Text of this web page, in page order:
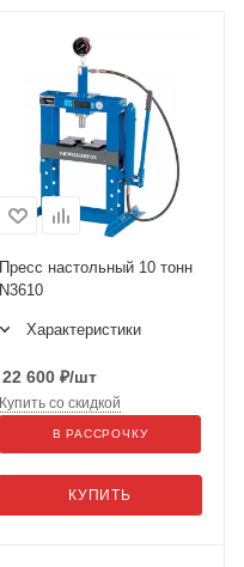
Пресс настольный 10 тонн
N3610
Характеристики
22 600 ₽/шт
КУПИТЬ
Купить со скидкой
В РАССРОЧКУ